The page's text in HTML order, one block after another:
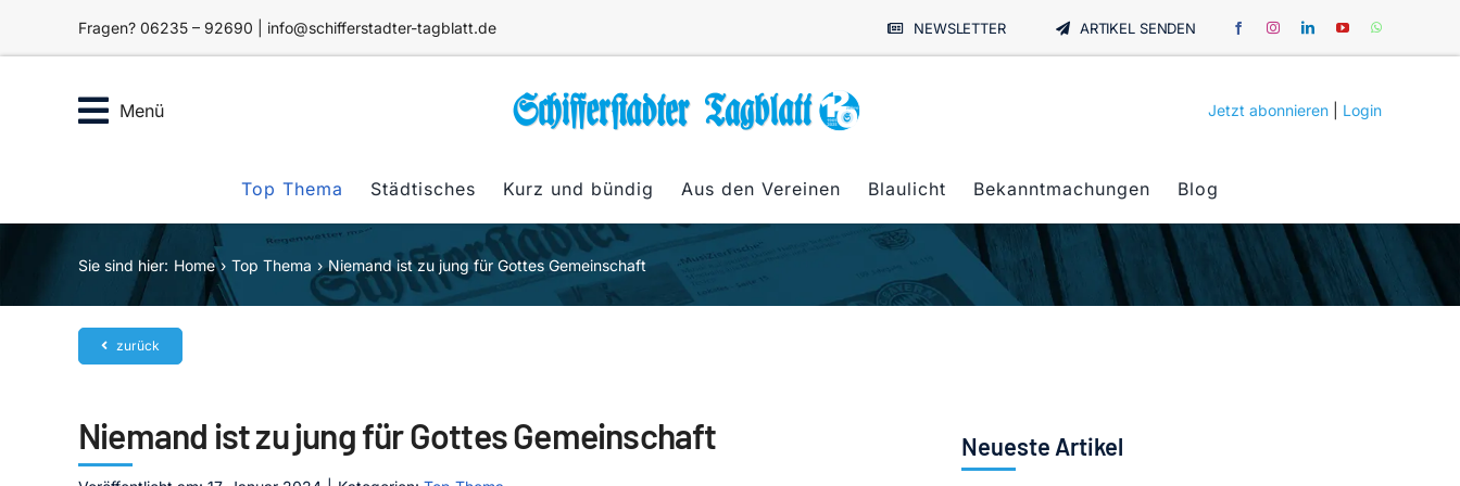
Fragen? 06235 – 92690 | info@schifferstadter-tagblatt.de NEWSLETTER ARTIKEL SENDEN
Menü Jetzt abonnieren Login
Top Thema Städtisches Kurz und bündig Aus den Vereinen Blaulicht Bekanntmachungen Blog
Sie sind hier: Home Top Thema Niemand ist zu jung für Gottes Gemeinschaft
zurück
Niemand ist zu jung für Gottes Gemeinschaft Neueste Artikel